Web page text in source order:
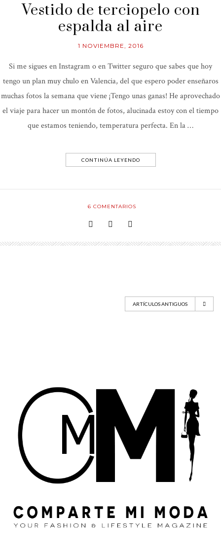
Vestido de terciopelo con
espalda al aire
1 NOVIEMBRE, 2016
Si me sigues en Instagram o en Twitter seguro que sabes que hoy
tengo un plan muy chulo en Valencia, del que espero poder enseñaros
muchas fotos la semana que viene ¡Tengo unas ganas! He aprovechado
el viaje para hacer un montón de fotos, alucinada estoy con el tiempo
que estamos teniendo, temperatura perfecta. En la …
CONTINÚA LEYENDO
6 COMENTARIOS
ARTÍCULOS ANTIGUOS